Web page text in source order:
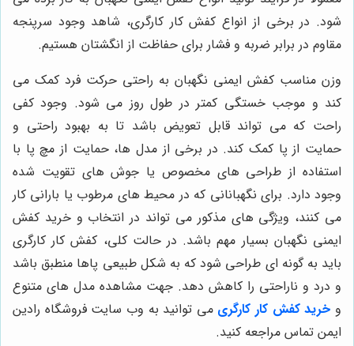
شود. در برخی از انواع کفش کار کارگری، شاهد وجود سرپنجه
مقاوم در برابر ضربه و فشار برای حفاظت از انگشتان هستیم.
وزن مناسب کفش ایمنی نگهبان به راحتی حرکت فرد کمک می
کند و موجب خستگی کمتر در طول روز می شود. وجود کفی
راحت که می تواند قابل تعویض باشد تا به بهبود راحتی و
حمایت از پا کمک کند. در برخی از مدل ها، حمایت از مچ پا با
استفاده از طراحی های مخصوص یا جوش های تقویت شده
وجود دارد. برای نگهبانانی که در محیط های مرطوب یا بارانی کار
می کنند، ویژگی های مذکور می تواند در انتخاب و خرید کفش
ایمنی نگهبان بسیار مهم باشد. در حالت کلی، کفش کار کارگری
باید به گونه ای طراحی شود که به شکل طبیعی پاها منطبق باشد
و درد و ناراحتی را کاهش دهد. جهت مشاهده مدل های متنوع
و خرید کفش کار کارگری می توانید به وب سایت فروشگاه رادین
ایمن تماس مراجعه کنید.